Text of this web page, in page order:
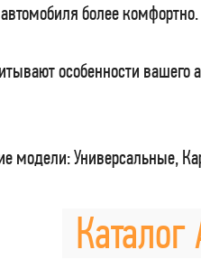
более комфортно.
особенности вашего
модели: Универсальные,